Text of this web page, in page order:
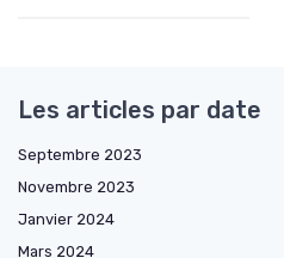
Les articles par date
Septembre 2023
Novembre 2023
Janvier 2024
Mars 2024